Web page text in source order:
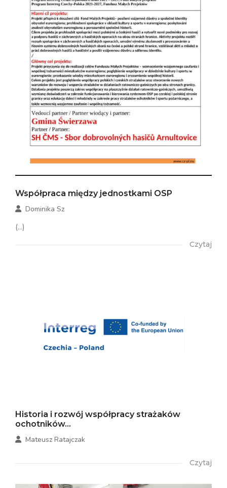
Współpraca między jednostkami OSP
Dominika Sz
(...)
Czytaj
Historia i rozwój współpracy strażaków
ochotników...
Mateusz Ratajczak
Czytaj